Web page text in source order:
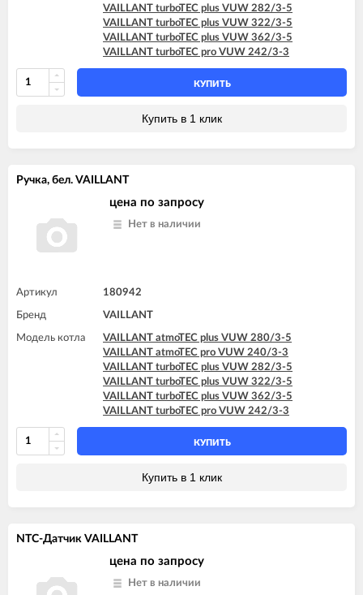
VAILLANT turboTEC plus VUW 282/3-5
VAILLANT turboTEC plus VUW 322/3-5
VAILLANT turboTEC plus VUW 362/3-5
VAILLANT turboTEC pro VUW 242/3-3
КУПИТЬ
Купить в 1 клик
Ручка, бел. VAILLANT
цена по запросу
Нет в наличии
Артикул 180942
Бренд VAILLANT
Модель котла
VAILLANT atmoTEC plus VUW 280/3-5
VAILLANT atmoTEC pro VUW 240/3-3
VAILLANT turboTEC plus VUW 282/3-5
VAILLANT turboTEC plus VUW 322/3-5
VAILLANT turboTEC plus VUW 362/3-5
VAILLANT turboTEC pro VUW 242/3-3
КУПИТЬ
Купить в 1 клик
NTC-Датчик VAILLANT
цена по запросу
Нет в наличии